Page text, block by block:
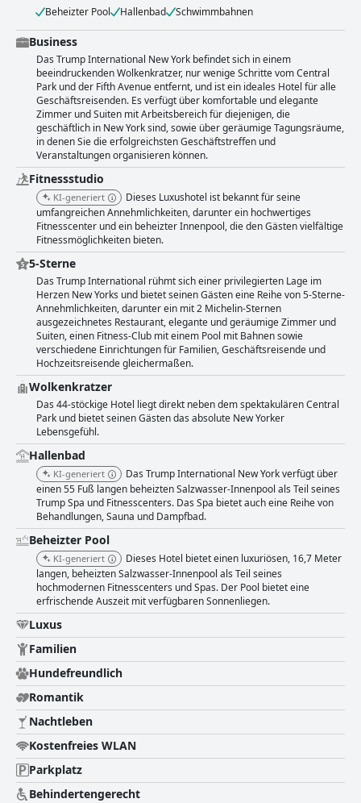
Beheizter Pool
Hallenbad Schwimmbahnen
Business
Das Trump International New York befindet sich in einem
beeindruckenden Wolkenkratzer, nur wenige Schritte vom Central
Park und der Fifth Avenue entfernt, und ist ein ideales Hotel für alle
Geschäftsreisenden. Es verfügt über komfortable und elegante
Zimmer und Suiten mit Arbeitsbereich für diejenigen, die
geschäftlich in New York sind, sowie über geräumige Tagungsräume,
in denen Sie die erfolgreichsten Geschäftstreffen und
Veranstaltungen organisieren können.
Fitnessstudio
KI-generiert
Dieses Luxushotel ist bekannt für seine
umfangreichen Annehmlichkeiten, darunter ein hochwertiges
Fitnesscenter und ein beheizter Innenpool, die den Gästen vielfältige
Fitnessmöglichkeiten bieten.
5-Sterne
Das Trump International rühmt sich einer privilegierten Lage im
Herzen New Yorks und bietet seinen Gästen eine Reihe von 5-Sterne-
Annehmlichkeiten, darunter ein mit 2 Michelin-Sternen
ausgezeichnetes Restaurant, elegante und geräumige Zimmer und
Suiten, einen Fitness-Club mit einem Pool mit Bahnen sowie
verschiedene Einrichtungen für Familien, Geschäftsreisende und
Hochzeitsreisende gleichermaßen.
Wolkenkratzer
Das 44-stöckige Hotel liegt direkt neben dem spektakulären Central
Park und bietet seinen Gästen das absolute New Yorker
Lebensgefühl.
Hallenbad
KI-generiert
Das Trump International New York verfügt über
einen 55 Fuß langen beheizten Salzwasser-Innenpool als Teil seines
Trump Spa und Fitnesscenters. Das Spa bietet auch eine Reihe von
Behandlungen, Sauna und Dampfbad.
Beheizter Pool
KI-generiert
Dieses Hotel bietet einen luxuriösen, 16,7 Meter
langen, beheizten Salzwasser-Innenpool als Teil seines
hochmodernen Fitnesscenters und Spas. Der Pool bietet eine
erfrischende Auszeit mit verfügbaren Sonnenliegen.
Luxus
Familien
Hundefreundlich
Romantik
Nachtleben
Kostenfreies WLAN
Parkplatz
Behindertengerecht